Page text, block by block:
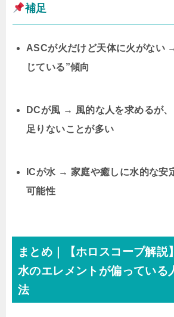
補足
ASCが火だけど天体に火がない
じている”傾向
DCが風 → 風的な人を求めるが
足りないことが多い
ICが水 → 家庭や癒しに水的な安
可能性
まとめ｜【ホロスコープ解説
水のエレメントが偏っている
法